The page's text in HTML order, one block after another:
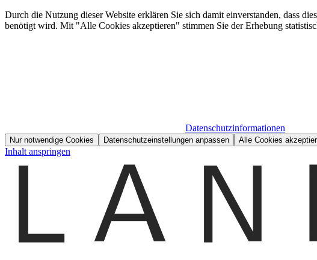
Durch die Nutzung dieser Website erklären Sie sich damit einverstanden, dass
benötigt wird. Mit "Alle Cookies akzeptieren" stimmen Sie der Erhebung
Datenschutzinformationen
Nur notwendige Cookies Datenschutzeinstellungen anpassen Alle Cookies
Inhalt anspringen